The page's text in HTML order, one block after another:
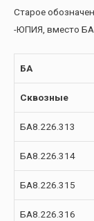
Старое
-ЮПИЯ, вместо
БА
Сквозные
БА8.226.313
БА8.226.314
БА8.226.315
БА8.226.316